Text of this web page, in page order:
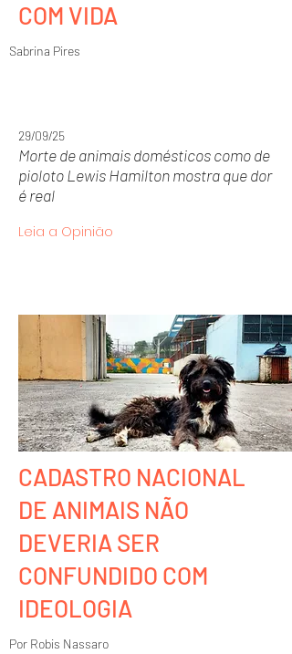
COM VIDA
Sabrina Pires
29/09/25
Morte de animais domésticos como de
pioloto Lewis Hamilton mostra que dor
é real
Leia a Opinião
CADASTRO NACIONAL
DE ANIMAIS NÃO
DEVERIA SER
CONFUNDIDO COM
IDEOLOGIA
Por Robis Nassaro